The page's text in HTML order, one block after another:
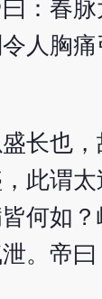
：春
人胸
长也
此谓
何如？
。帝曰